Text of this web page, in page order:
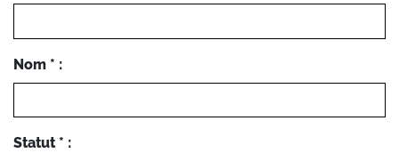
Nom * :
Statut * :